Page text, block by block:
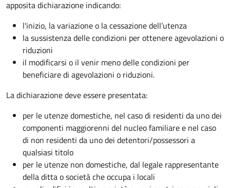
apposita dichiarazione indicando:
l'inizio, la variazione o la cessazione dell’utenza
la sussistenza delle condizioni per ottenere agevolazioni o
riduzioni
il modificarsi o il venir meno delle condizioni per
beneficiare di agevolazioni o riduzioni.
La dichiarazione deve essere presentata:
per le utenze domestiche, nel caso di residenti da uno dei
componenti maggiorenni del nucleo familiare e nel caso
di non residenti da uno dei detentori/possessori a
qualsiasi titolo
per le utenze non domestiche, dal legale rappresentante
della ditta o società che occupa i locali